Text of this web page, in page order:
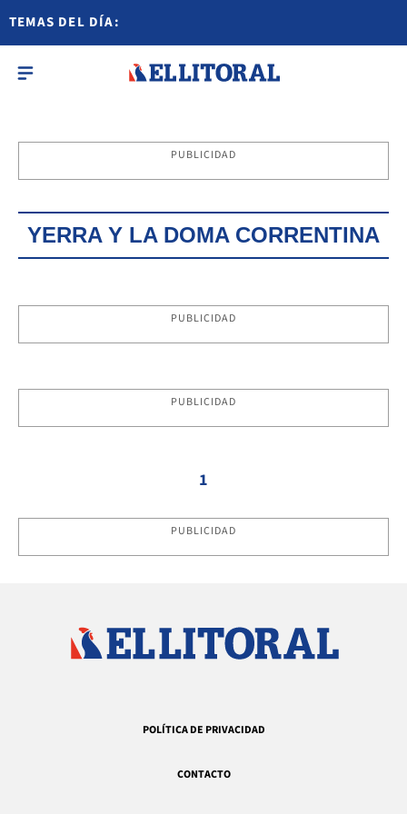
TEMAS DEL DÍA:
PUBLICIDAD
YERRA Y LA DOMA CORRENTINA
PUBLICIDAD
PUBLICIDAD
1
PUBLICIDAD
POLÍTICA DE PRIVACIDAD
CONTACTO